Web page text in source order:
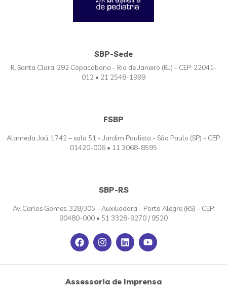
SBP-Sede
R. Santa Clara, 292 Copacabana - Rio de Janeiro (RJ) - CEP: 22041-
012 • 21 2548-1999
FSBP
Alameda Jaú, 1742 – sala 51 - Jardim Paulista - São Paulo (SP) - CEP:
01420-006 • 11 3068-8595
SBP-RS
Av. Carlos Gomes, 328/305 - Auxiliadora - Porto Alegre (RS) - CEP:
90480-000 • 51 3328-9270 / 9520
Assessoria de Imprensa